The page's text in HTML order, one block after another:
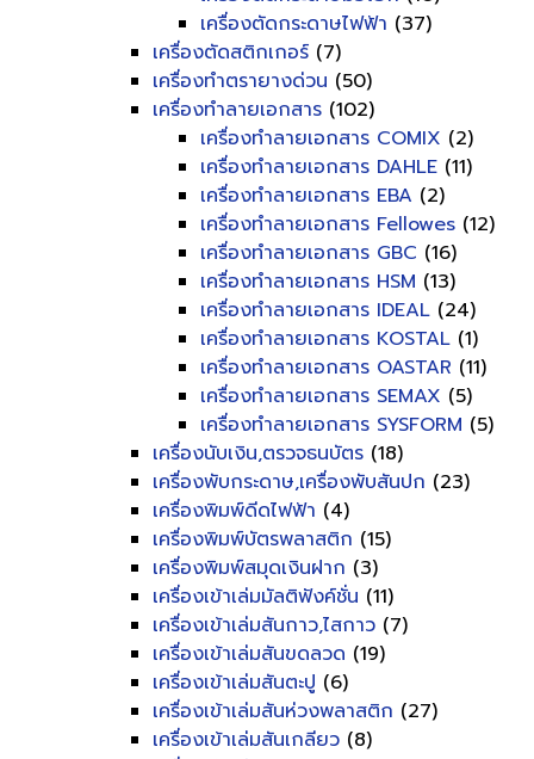
เครื่องตัดกระดาษไฟฟ้า (37)
เครื่องตัดสติกเกอร์ (7)
เครื่องทำตรายางด่วน (50)
เครื่องทำลายเอกสาร (102)
เครื่องทำลายเอกสาร COMIX (2)
เครื่องทำลายเอกสาร DAHLE (11)
เครื่องทำลายเอกสาร EBA (2)
เครื่องทำลายเอกสาร Fellowes (12)
เครื่องทำลายเอกสาร GBC (16)
เครื่องทำลายเอกสาร HSM (13)
เครื่องทำลายเอกสาร IDEAL (24)
เครื่องทำลายเอกสาร KOSTAL (1)
เครื่องทำลายเอกสาร OASTAR (11)
เครื่องทำลายเอกสาร SEMAX (5)
เครื่องทำลายเอกสาร SYSFORM (5)
เครื่องนับเงิน,ตรวจธนบัตร (18)
เครื่องพับกระดาษ,เครื่องพับสันปก (23)
เครื่องพิมพ์ดีดไฟฟ้า (4)
เครื่องพิมพ์บัตรพลาสติก (15)
เครื่องพิมพ์สมุดเงินฝาก (3)
เครื่องเข้าเล่มมัลติฟังค์ชั่น (11)
เครื่องเข้าเล่มสันกาว,ไสกาว (7)
เครื่องเข้าเล่มสันขดลวด (19)
เครื่องเข้าเล่มสันตะปู (6)
เครื่องเข้าเล่มสันห่วงพลาสติก (27)
เครื่องเข้าเล่มสันเกลียว (8)